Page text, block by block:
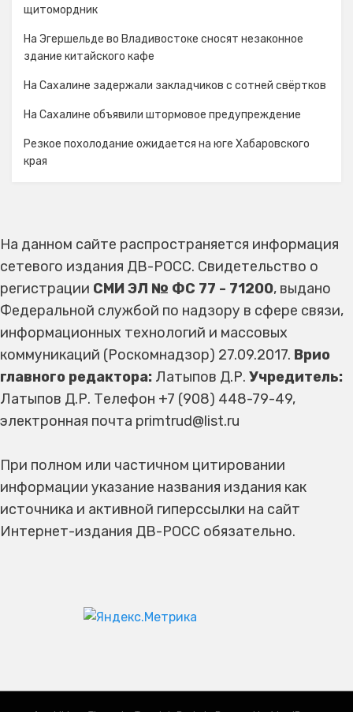
щитомордник
На Эгершельде во Владивостоке сносят незаконное
здание китайского кафе
На Сахалине задержали закладчиков с сотней свёртков
На Сахалине объявили штормовое предупреждение
Резкое похолодание ожидается на юге Хабаровского
края
На данном сайте распространяется информация
сетевого издания ДВ-РОСС. Свидетельство о
регистрации СМИ ЭЛ № ФС 77 - 71200, выдано
Федеральной службой по надзору в сфере связи,
информационных технологий и массовых
коммуникаций (Роскомнадзор) 27.09.2017. Врио
главного редактора: Латыпов Д.Р. Учредитель:
Латыпов Д.Р. Телефон +7 (908) 448-79-49,
электронная почта primtrud@list.ru
При полном или частичном цитировании
информации указание названия издания как
источника и активной гиперссылки на сайт
Интернет-издания ДВ-РОСС обязательно.